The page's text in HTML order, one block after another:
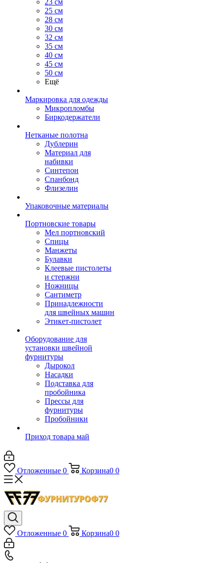
23 см
25 см
28 см
30 см
32 см
35 см
40 см
45 см
50 см
Ещё
Маркировка для одежды
Микропломбы
Биркодержатели
Нетканые полотна
Дублерин
Материал для
набивки
Синтепон
Спанбонд
Флизелин
Упаковочные материалы
Портновские товары
Мел портновский
Спицы
Манжеты
Булавки
Клеевые пистолеты
и стержни
Ножницы
Сантиметр
Принадлежности
для швейных машин
Этикет-пистолет
Оборудование для
установки швейной
фурнитуры
Дырокол
Насадки
Подставка для
пробойника
Прессы для
фурнитуры
Пробойники
Приход товара май
Отложенные 0 Корзина0 0
Отложенные 0 Корзина0 0